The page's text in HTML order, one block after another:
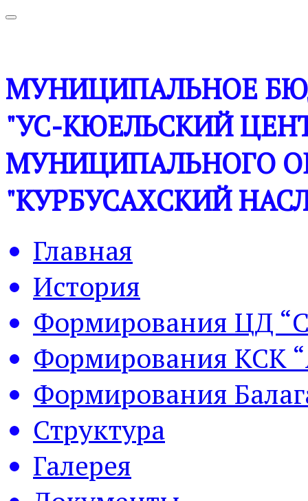
МУНИЦИПАЛЬНОЕ
"УС-КЮЕЛЬСКИЙ
МУНИЦИПАЛЬНОГО
"КУРБУСАХСКИЙ
Главная
История
Формирования ЦД
Формирования КСК
Формирования
Структура
Галерея